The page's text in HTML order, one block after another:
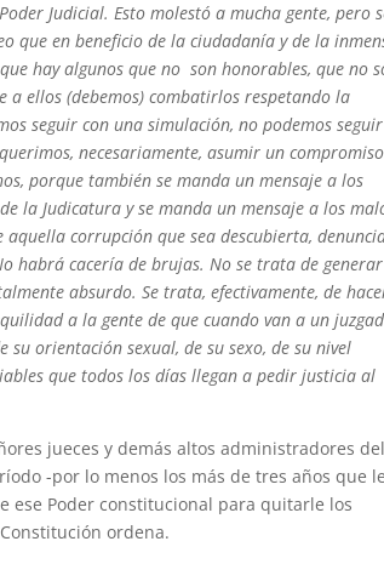
Judicial. Esto molestó a mucha gente, pero
que en beneficio de la ciudadanía y de la
hay algunos que no son honorables, que no
a ellos (debemos) combatirlos respetando la
seguir con una simulación, no podemos
necesariamente, asumir un
porque también se manda un mensaje a los
la Judicatura y se manda un mensaje a los
corrupción que sea descubierta,
habrá cacería de brujas. No se trata de
absurdo. Se trata, efectivamente, de
a la gente de que cuando van a un
orientación sexual, de su sexo, de su nivel
que todos los días llegan a pedir justicia al
jueces y demás altos administradores
-por lo menos los más de tres años que
ese Poder constitucional para quitarle los
ordena.